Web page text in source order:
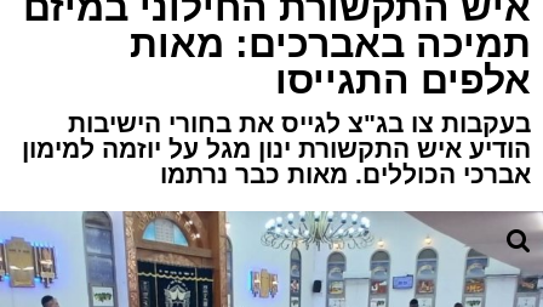
תמיכה באברכים: מאות
אלפים התגייסו
בעקבות צו בג"צ לגייס את בחורי הישיבות
הודיע איש התקשורת ינון מגל על יוזמה למימון
אברכי הכוללים. מאות כבר נרתמו